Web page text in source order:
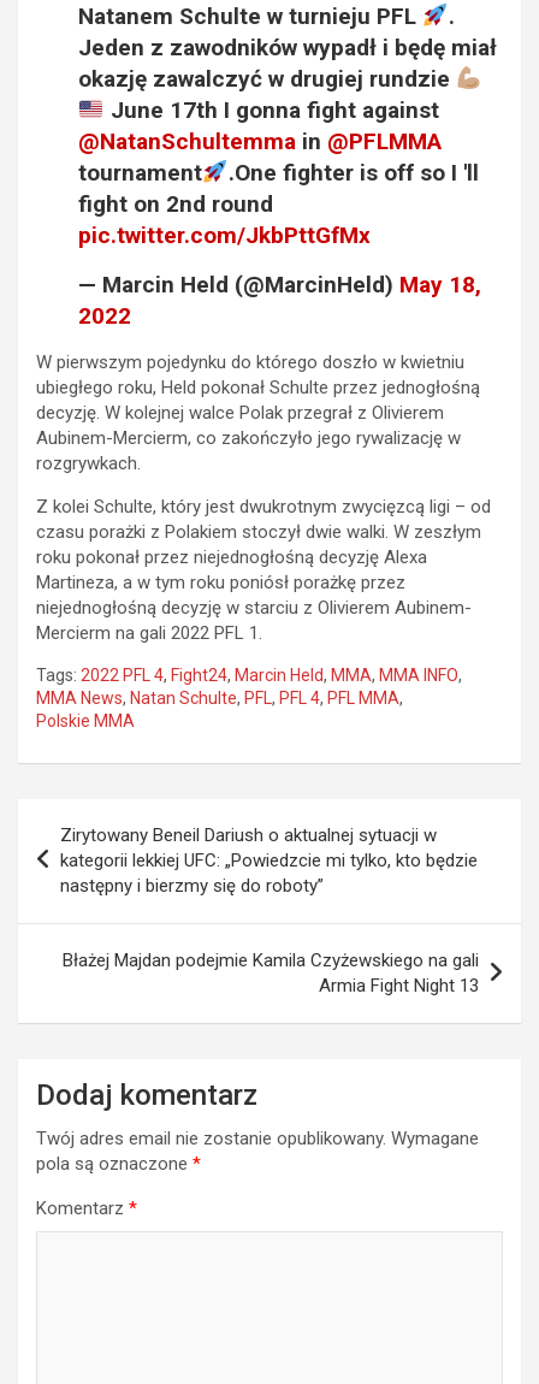
Natanem Schulte w turnieju PFL
.
Jeden z zawodników wypadł i będę miał
okazję zawalczyć w drugiej rundzie
June 17th I gonna fight against
@NatanSchultemma in @PFLMMA
tournament
.One fighter is off so I 'll
fight on 2nd round
pic.twitter.com/JkbPttGfMx
— Marcin Held (@MarcinHeld) May 18,
2022
W pierwszym pojedynku do którego doszło w kwietniu
ubiegłego roku, Held pokonał Schulte przez jednogłośną
decyzję. W kolejnej walce Polak przegrał z Olivierem
Aubinem-Mercierm, co zakończyło jego rywalizację w
rozgrywkach.
Z kolei Schulte, który jest dwukrotnym zwycięzcą ligi – od
czasu porażki z Polakiem stoczył dwie walki. W zeszłym
roku pokonał przez niejednogłośną decyzję Alexa
Martineza, a w tym roku poniósł porażkę przez
niejednogłośną decyzję w starciu z Olivierem Aubinem-
Mercierm na gali 2022 PFL 1.
Tags: 2022 PFL 4, Fight24, Marcin Held, MMA, MMA INFO,
MMA News, Natan Schulte, PFL , PFL 4, PFL MMA,
Polskie MMA
wpisu
Zirytowany Beneil Dariush o aktualnej sytuacji w
kategorii lekkiej UFC: „Powiedzcie mi tylko, kto będzie
następny i bierzmy się do roboty”
Błażej Majdan podejmie Kamila Czyżewskiego na gali
Armia Fight Night 13
Dodaj komentarz
Twój adres email nie zostanie opublikowany. Wymagane
pola są oznaczone *
Komentarz *